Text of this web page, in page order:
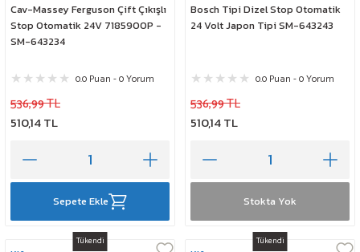
Cav-Massey Ferguson Çift Çıkışlı
Stop Otomatik 24V 7185900P -
SM-643234
0.0 Puan - 0 Yorum
536,99 TL
510,14 TL
Sepete Ekle
Bosch Tipi Dizel Stop Otomatik
24 Volt Japon Tipi SM-643243
0.0 Puan - 0 Yorum
536,99 TL
510,14 TL
Stokta Yok
Tükendi Tükendi